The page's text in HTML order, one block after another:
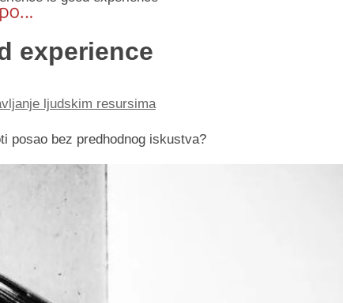
experience
ljudskim resursima
posao bez predhodnog iskustva?